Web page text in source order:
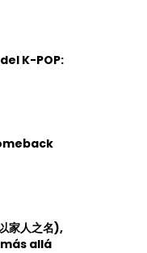
K-POP:
家人之名),
allá